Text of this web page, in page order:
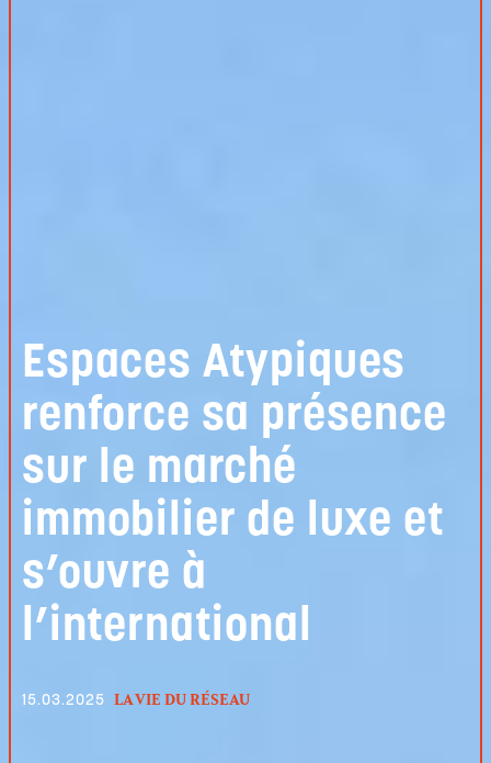
Espaces Atypiques
renforce sa présence
sur le marché
immobilier de luxe et
s’ouvre à
l’international
15.03.2025 LA VIE DU RÉSEAU